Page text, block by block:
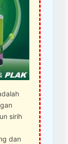
sirih
dan